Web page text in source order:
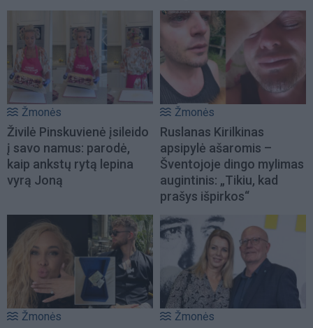
Žmonės
Živilė Pinskuvienė įsileido
į savo namus: parodė,
kaip ankstų rytą lepina
vyrą Joną
Žmonės
Ruslanas Kirilkinas
apsipylė ašaromis –
Šventojoje dingo mylimas
augintinis: „Tikiu, kad
prašys išpirkos“
Žmonės Žmonės